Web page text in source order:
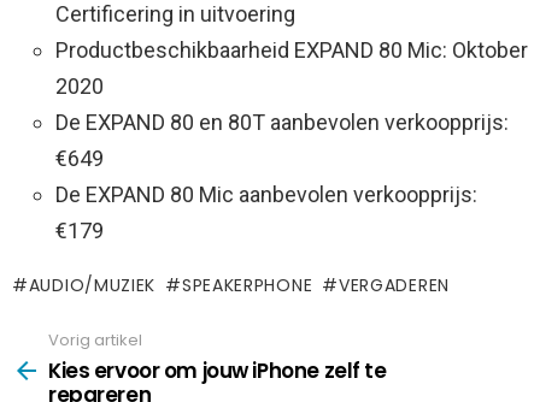
Certificering in uitvoering
Productbeschikbaarheid EXPAND 80 Mic: Oktober
2020
De EXPAND 80 en 80T aanbevolen verkoopprijs:
€649
De EXPAND 80 Mic aanbevolen verkoopprijs:
€179
AUDIO/MUZIEK SPEAKERPHONE VERGADEREN
more
Vorig artikel
Kies ervoor om jouw iPhone zelf te
repareren